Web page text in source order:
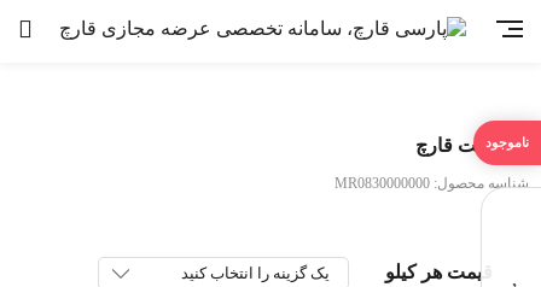
کمپوست قارچ
شناسه محصول: MR0830000000
قیمت هر کیلو